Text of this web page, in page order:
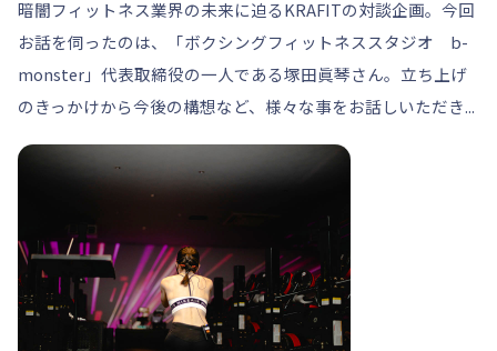
暗闇フィットネス業界の未来に迫るKRAFITの対談企画。今回
お話を伺ったのは、「ボクシングフィットネススタジオ b-
monster」代表取締役の一人である塚田眞琴さん。立ち上げ
のきっかけから今後の構想など、様々な事をお話しいただき...